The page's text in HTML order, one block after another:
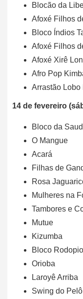
Blocão da
Afoxé Filhos
Bloco Índios
Afoxé Filhos
Afoxé Xirê
Afro Pop
Arrastão Lobo
14 de fevereiro
Bloco da
O Mangue
Acará
Filhas de
Rosa
Mulheres na
Tambores e
Mutue
Kizumba
Bloco Rodopio
Orioba
Laroyê Arriba
Swing do Pelô